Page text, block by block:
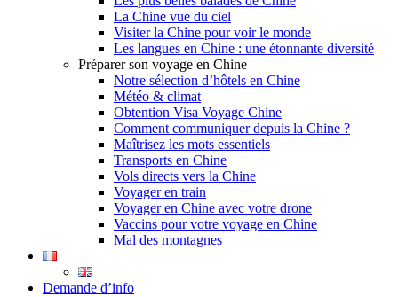
La Chine vue du ciel
Visiter la Chine pour voir le monde
Les langues en Chine : une étonnante diversité
Préparer son voyage en Chine
Notre sélection d’hôtels en Chine
Météo & climat
Obtention Visa Voyage Chine
Comment communiquer depuis la Chine ?
Maîtrisez les mots essentiels
Transports en Chine
Vols directs vers la Chine
Voyager en train
Voyager en Chine avec votre drone
Vaccins pour votre voyage en Chine
Mal des montagnes
Demande d’info